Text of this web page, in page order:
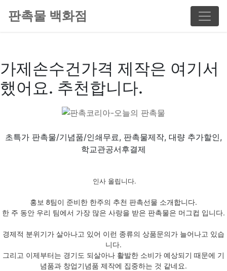
판촉물 백화점
가제손수건가격 제작은 여기서
했어요. 추천합니다.
초특가 판촉물/기념품/인쇄무료, 판촉물제작, 대량 추가할인,
학교관공서후결제
인사 올립니다.
홍보 8팀이 준비한 한주의 추천 판촉선물 소개합니다.
한 주 동안 우리 팀에서 가장 많은 사랑을 받은 판촉물은 머그컵 입니다.
경제적 분위기가 살아나고 있어 이런 종류의 상품문의가 늘어나고 있습
니다.
그리고 이제부터는 경기도 되살아나 활발한 소비가 예상되기 때문에 기
념품과 창업기념품 제작에 집중하는 것 같네요.